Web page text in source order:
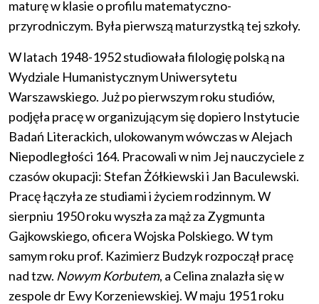
maturę w klasie o profilu matematyczno-
przyrodniczym. Była pierwszą maturzystką tej szkoły.
W latach 1948-1952 studiowała filologię polską na
Wydziale Humanistycznym Uniwersytetu
Warszawskiego. Już po pierwszym roku studiów,
podjęła pracę w organizującym się dopiero Instytucie
Badań Literackich, ulokowanym wówczas w Alejach
Niepodległości 164. Pracowali w nim Jej nauczyciele z
czasów okupacji: Stefan Żółkiewski i Jan Baculewski.
Pracę łączyła ze studiami i życiem rodzinnym. W
sierpniu 1950 roku wyszła za mąż za Zygmunta
Gajkowskiego, oficera Wojska Polskiego. W tym
samym roku prof. Kazimierz Budzyk rozpoczął pracę
nad tzw. Nowym Korbutem, a Celina znalazła się w
zespole dr Ewy Korzeniewskiej. W maju 1951 roku